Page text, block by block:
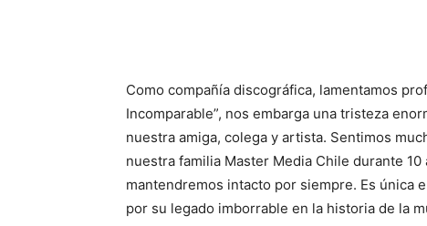
Como compañía discográfica, lamentamos
Incomparable”, nos embarga una tristeza
nuestra amiga, colega y artista. Sentimos
nuestra familia Master Media Chile durante
mantendremos intacto por siempre. Es única
por su legado imborrable en la historia de la